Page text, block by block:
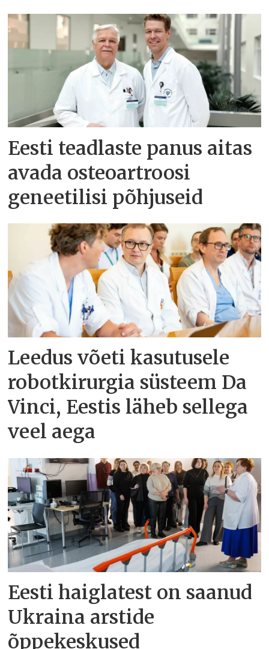
Eesti teadlaste panus aitas
avada osteoartroosi
geneetilisi põhjuseid
Leedus võeti kasutusele
robotkirurgia süsteem Da
Vinci, Eestis läheb sellega
veel aega
Eesti haiglatest on saanud
Ukraina arstide
õppekeskused